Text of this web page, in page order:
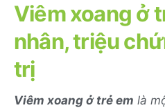
Viêm xoang ở
nhân, triệu
trị
Viêm xoang ở trẻ em là